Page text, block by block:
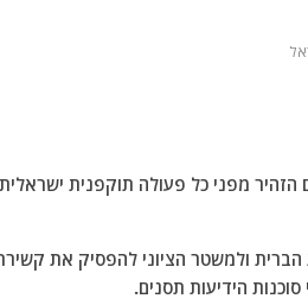
הזהיר מפני כל פעולה תוקפנית
הברית ולמשטר הציוני להפסיק את
הידיעות תסנים.